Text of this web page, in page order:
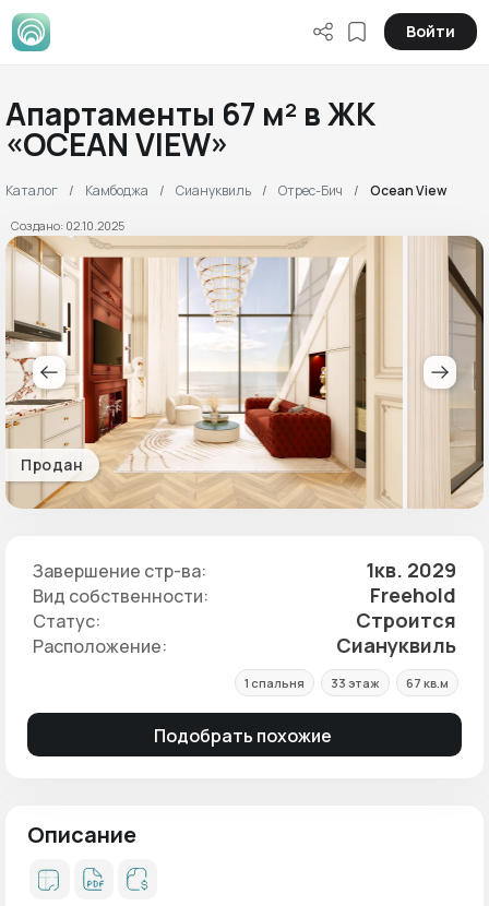
Войти
Апартаменты 67 м² в ЖК
«OCEAN VIEW»
Каталог Камбоджа Сиануквиль Отрес-Бич Ocean View
Создано: 02.10.2025
Продан
Завершение стр-ва: 1кв. 2029
Вид собственности: Freehold
Статус: Строится
Расположение: Сиануквиль
1 спальня 33 этаж 67 кв.м
Подобрать похожие
Описание